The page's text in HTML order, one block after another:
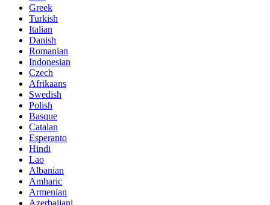
Greek
Turkish
Italian
Danish
Romanian
Indonesian
Czech
Afrikaans
Swedish
Polish
Basque
Catalan
Esperanto
Hindi
Lao
Albanian
Amharic
Armenian